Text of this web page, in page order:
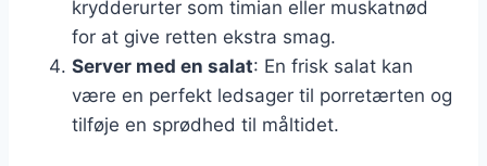
krydderurter som timian eller muskatnød
for at give retten ekstra smag.
Server med en salat: En frisk salat kan
være en perfekt ledsager til porretærten og
tilføje en sprødhed til måltidet.